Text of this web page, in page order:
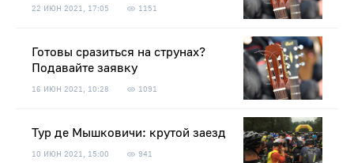
22 ИЮН 2021, 17:05 1151
Готовы сразиться на струнах?
Подавайте заявку
16 ИЮН 2021, 10:28 1091
Тур де Мышковичи: крутой заезд
10 ИЮН 2021, 15:00 941